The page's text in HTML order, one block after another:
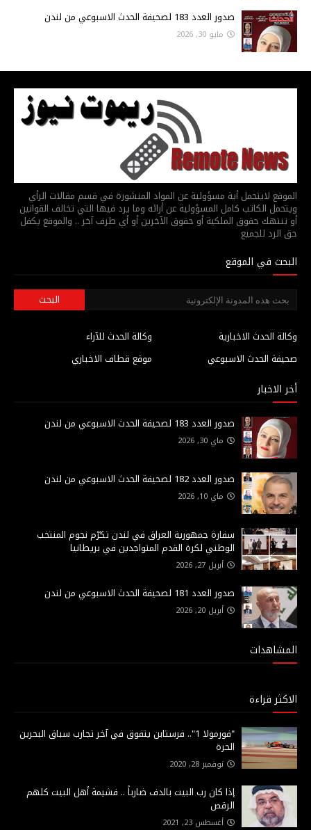
صدور العدد 183 لصحيفة الحدث الاسبوعي من لندن
مايو 30, 2026
الموقع لايتحمل أية مسؤولية عن المواد المنشورة في قسم مقالات الرأي
ويتحمل الكاتب كامل المسؤولية عن أرائه وما يرد فيها التي تخالف القوانين
أو تنتهك حقوق الملكية أو حقوق الآخرين أو أي طرف آخر .. والموقع يكفل
حق الرد للجميع
البحث في الموقع
وكالة الحدث للآراء
وكالة الحدث الاخبارية
موقع قطاف الاخباري
صحيفة الحدث الاسبوعي
أخر الاخبار
صدور العدد 183 لصحيفة الحدث الاسبوعي من لندن
ماي 30, 2026
صدور العدد 182 لصحيفة الحدث الاسبوعي من لندن
ماي 10, 2026
سفارة جمهورية العراق في لندن تكرّم نجوم المنتخب
الوطني لكرة القدم المتواجدين في بريطانيا
أبريل 27, 2026
صدور العدد 181 لصحيفة الحدث الاسبوعي من لندن
أبريل 20, 2026
المشاهدات
الاكثر قراءة
"فورمولا 1".. فرستابن يتفوق في آخر تجارب سباق البحرين
الحرة
نوفمبر 28, 2020
إذا كان رب البيت بالدف ضارباً .. فشيمة أهل البيت كلهم
الرقص
أغسطس 23, 2021